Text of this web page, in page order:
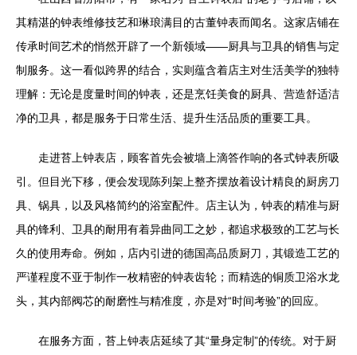
其精湛的钟表维修技艺和琳琅满目的古董钟表而闻名。这家店铺在
传承时间艺术的悄然开辟了一个新领域——厨具与卫具的销售与定
制服务。这一看似跨界的结合，实则蕴含着店主对生活美学的独特
理解：无论是度量时间的钟表，还是烹饪美食的厨具、营造舒适洁
净的卫具，都是服务于日常生活、提升生活品质的重要工具。
走进苔上钟表店，顾客首先会被墙上滴答作响的各式钟表所吸
引。但目光下移，便会发现陈列架上整齐摆放着设计精良的厨房刀
具、锅具，以及风格简约的浴室配件。店主认为，钟表的精准与厨
具的锋利、卫具的耐用有着异曲同工之妙，都追求极致的工艺与长
久的使用寿命。例如，店内引进的德国高品质厨刀，其锻造工艺的
严谨程度不亚于制作一枚精密的钟表齿轮；而精选的铜质卫浴水龙
头，其内部阀芯的耐磨性与精准度，亦是对“时间考验”的回应。
在服务方面，苔上钟表店延续了其“量身定制”的传统。对于厨